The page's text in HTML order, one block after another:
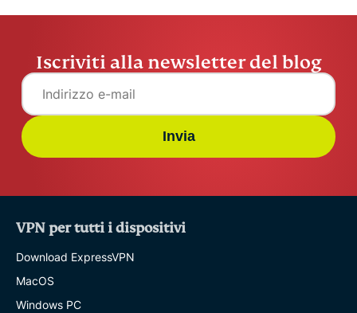
Iscriviti alla newsletter del blog
Invia
VPN per tutti i dispositivi
Download ExpressVPN
MacOS
Windows PC